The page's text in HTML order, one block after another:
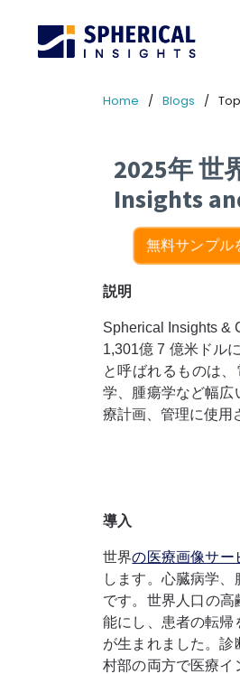
Home Blogs
2025年 世
Insights
無料サンプル
説明
Spherical Insights &
1,301億 7 億米ドル
と呼ばれるものは
学、腫瘍学など幅広
療計画、管理に使用
導入
世界の医療画像サー
します。心臓病学
です。世界人口の
能にし、患者の転帰
が生まれました。
村部の両方で医療イ